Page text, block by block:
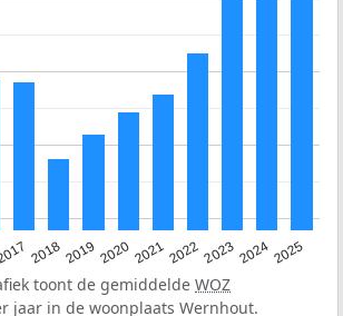
20182019 202020212022202320242025
toont de gemiddelde WOZ
jaar in de woonplaats Wernhout.